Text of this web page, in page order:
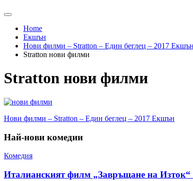
Home
Екшън
Нови филми – Stratton – Един беглец – 2017 Екшън
Stratton нови филми
Stratton нови филми
Навигация
Нови филми – Stratton – Един беглец – 2017 Екшън
Най-нови комедии
Комедия
Италианският филм „Завръщане на